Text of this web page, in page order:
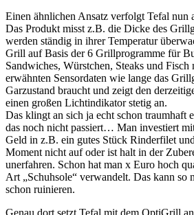
Einen ähnlichen Ansatz verfolgt Tefal nun
Das Produkt misst z.B. die Dicke des
werden ständig in ihrer Temperatur
Grill auf Basis der 6 Grillprogramme für
Sandwiches, Würstchen, Steaks und Fisch
erwähnten Sensordaten wie lange das
Garzustand braucht und zeigt den
einen großen Lichtindikator stetig an.
Das klingt an sich ja echt schon traumhaft
das noch nicht passiert… Man investiert
Geld in z.B. ein gutes Stück Rinderfilet
Moment nicht auf oder ist halt in der
unerfahren. Schon hat man x Euro hoch
Art „Schuhsole“ verwandelt. Das kann so
schon ruinieren.